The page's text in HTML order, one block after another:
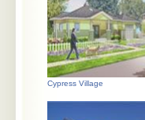
Cypress Village